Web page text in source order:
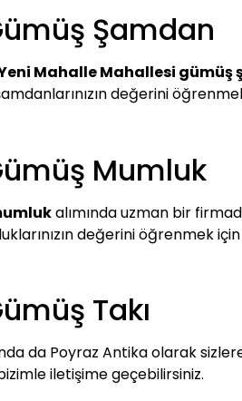
Şamdan
Mahalle Mahallesi gümüş
değerini
Mumluk
alımında uzman bir
değerini öğrenmek
Takı
da Poyraz Antika olarak
iletişime geçebilirsiniz.